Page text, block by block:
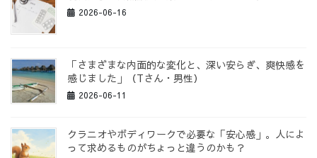
2026-06-16
「さまざまな内面的な変化と、深い安らぎ、爽快感を
感じました」（Tさん・男性）
2026-06-11
クラニオやボディワークで必要な「安心感」。人によ
って求めるものがちょっと違うのかも？